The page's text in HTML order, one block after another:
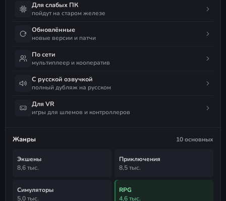
Для слабых ПК
пойдут на старом железе
Обновлённые
новые версии и патчи
По сети
мультиплеер и кооператив
С русской озвучкой
полный дубляж на русском
Для VR
игры для шлемов и контроллеров
Жанры 10 основных
Экшены
8,6 тыс.
Приключения
8,5 тыс.
Симуляторы
5,0 тыс.
RPG
4,6 тыс.